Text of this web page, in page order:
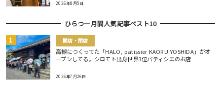
2026年8月5日
ひらつー月間人気記事ベスト10
開店・閉店
高槻につくってた「HALO, patissier KAORU YOSHIDA」がオ
ープンしてる。シロモト出身世界3位パティシエのお店
2026年7月26日